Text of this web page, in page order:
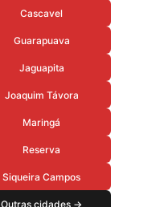
Cascavel
Guarapuava
Jaguapita
Joaquim Távora
Maringá
Reserva
Siqueira Campos
Outras cidades →